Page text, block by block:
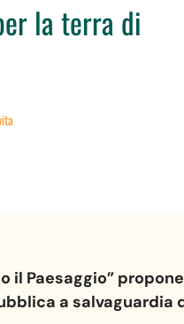
la terra di
il Paesaggio”
a